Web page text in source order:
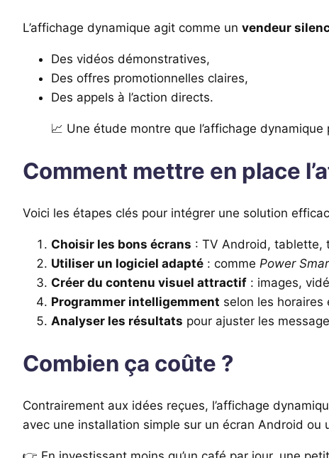
L’affichage dynamique agit comme un vendeur
Des vidéos démonstratives,
Des offres promotionnelles claires,
Des appels à l’action directs.
📈 Une étude montre que l’affichage
Comment mettre en place
Voici les étapes clés pour intégrer une solution
Choisir les bons écrans : TV Android, tablette,
Utiliser un logiciel adapté : comme Power
Créer du contenu visuel attractif : images,
Programmer intelligemment selon les horaires
Analyser les résultats pour ajuster les
Combien ça coûte ?
Contrairement aux idées reçues, l’affichage
avec une installation simple sur un écran Android ou